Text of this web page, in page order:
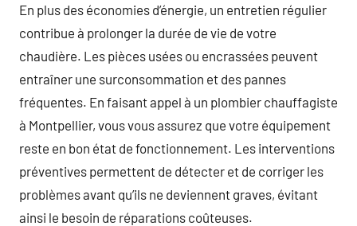
En plus des économies d’énergie, un entretien régulier
contribue à prolonger la durée de vie de votre
chaudière. Les pièces usées ou encrassées peuvent
entraîner une surconsommation et des pannes
fréquentes. En faisant appel à un plombier chauffagiste
à Montpellier, vous vous assurez que votre équipement
reste en bon état de fonctionnement. Les interventions
préventives permettent de détecter et de corriger les
problèmes avant qu’ils ne deviennent graves, évitant
ainsi le besoin de réparations coûteuses.